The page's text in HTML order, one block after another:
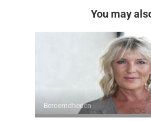
You may
Beroemdheden